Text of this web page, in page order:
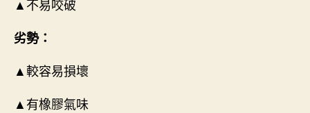
▲不易咬破
劣勢：
▲較容易損壞
▲有橡膠氣味